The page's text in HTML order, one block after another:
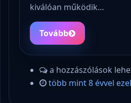
kiválóan működik…
Tovább
a hozzászólások
több mint 8 évvel